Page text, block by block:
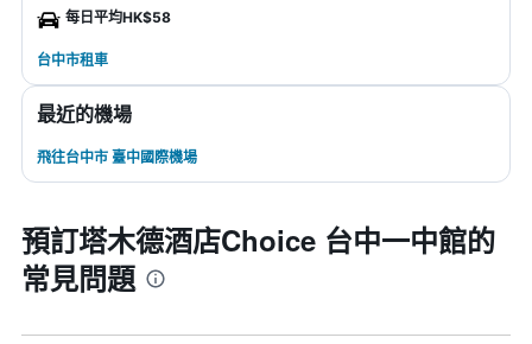
每日平均HK$58
台中市租車
最近的機場
飛往台中市 臺中國際機場
預訂塔木德酒店Choice 台中一中館的
常見問題